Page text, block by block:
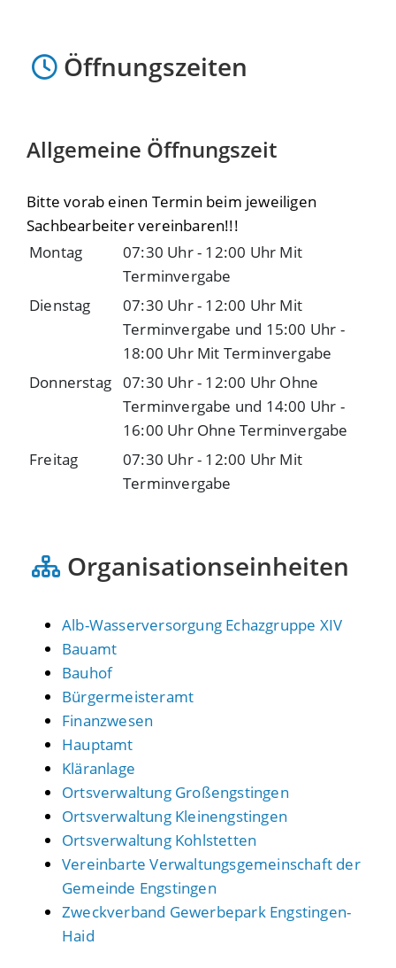
Öffnungszeiten
Allgemeine Öffnungszeit
Bitte vorab einen Termin beim jeweiligen
Sachbearbeiter vereinbaren!!!
Montag
07:30 Uhr- 12:00 Uhr Mit
Terminvergabe
Dienstag
07:30 Uhr- 12:00 Uhr Mit
Terminvergabe und 15:00 Uhr -
18:00 Uhr Mit Terminvergabe
Donnerstag 07:30 Uhr- 12:00 Uhr Ohne
Terminvergabe und 14:00 Uhr -
16:00 Uhr Ohne Terminvergabe
Freitag
07:30 Uhr- 12:00 Uhr Mit
Terminvergabe
Organisationseinheiten
Alb-Wasserversorgung Echazgruppe XIV
Bauamt
Bauhof
Bürgermeisteramt
Finanzwesen
Hauptamt
Kläranlage
Ortsverwaltung Großengstingen
Ortsverwaltung Kleinengstingen
Ortsverwaltung Kohlstetten
Vereinbarte Verwaltungsgemeinschaft der
Gemeinde Engstingen
Zweckverband Gewerbepark Engstingen-
Haid